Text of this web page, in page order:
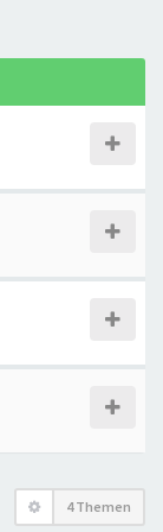
4 Themen